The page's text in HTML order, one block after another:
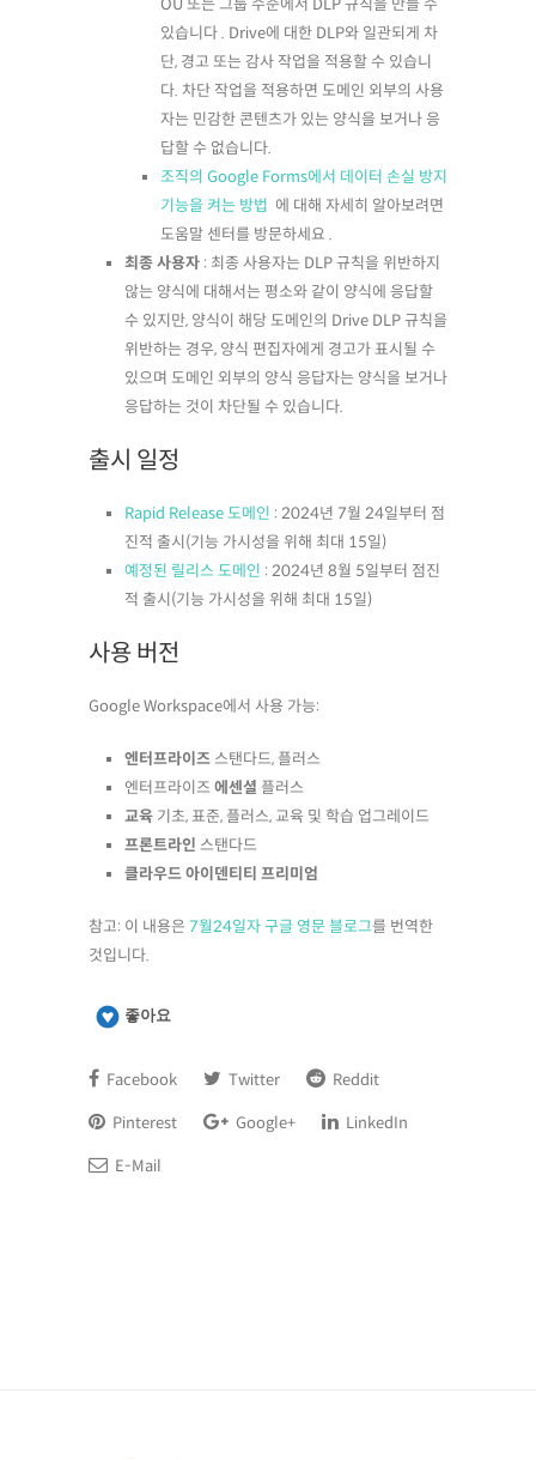
있습니다 . Drive에 대한 DLP와 일관되게 차
단, 경고 또는 감사 작업을 적용할 수 있습니
다. 차단 작업을 적용하면 도메인 외부의 사용
자는 민감한 콘텐츠가 있는 양식을 보거나 응
답할 수 없습니다.
조직의 Google Forms에서 데이터 손실 방지
기능을 켜는 방법 에 대해 자세히 알아보려면
도움말 센터를 방문하세요 .
최종 사용자 : 최종 사용자는 DLP 규칙을 위반하지
않는 양식에 대해서는 평소와 같이 양식에 응답할
수 있지만, 양식이 해당 도메인의 Drive DLP 규칙을
위반하는 경우, 양식 편집자에게 경고가 표시될 수
있으며 도메인 외부의 양식 응답자는 양식을 보거나
응답하는 것이 차단될 수 있습니다.
출시 일정
Rapid Release 도메인 : 2024년 7월 24일부터 점
진적 출시(기능 가시성을 위해 최대 15일)
예정된 릴리스 도메인 : 2024년 8월 5일부터 점진
적 출시(기능 가시성을 위해 최대 15일)
사용 버전
Google Workspace에서 사용 가능:
엔터프라이즈 스탠다드, 플러스
엔터프라이즈 에센셜 플러스
교육 기초, 표준, 플러스, 교육 및 학습 업그레이드
프론트라인 스탠다드
클라우드 아이덴티티 프리미엄
참고: 이 내용은 7월24일자 구글 영문 블로그를 번역한
것입니다.
좋아요
Facebook Twitter Reddit
Pinterest Google+ LinkedIn
E-Mail